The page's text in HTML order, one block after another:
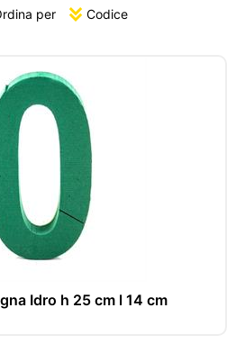
per
Idro h 25 cm l 14 cm